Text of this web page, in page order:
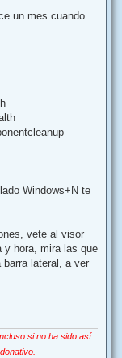
un mes cuando
Windows+N te
vete al visor
y hora, mira las que
lateral, a ver
si no ha sido así